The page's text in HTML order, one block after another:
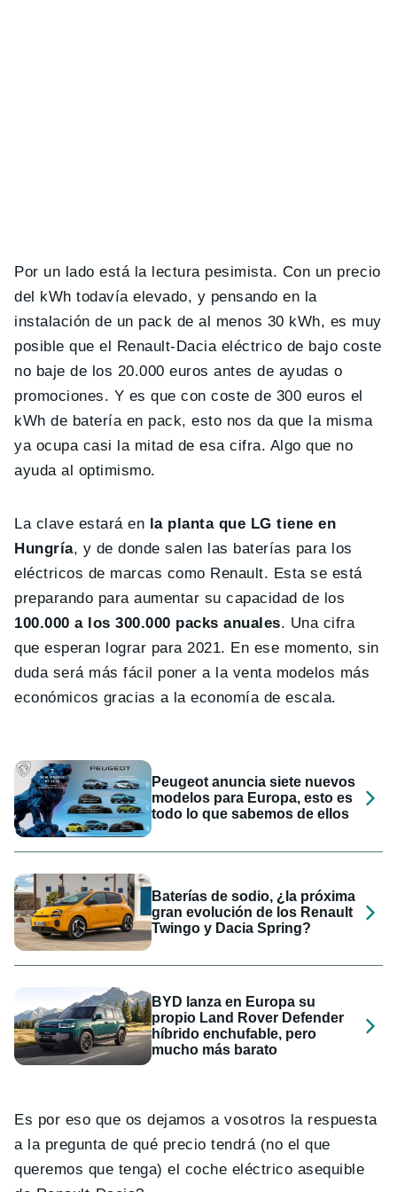
Por un lado está la lectura pesimista. Con un precio
del kWh todavía elevado, y pensando en la
instalación de un pack de al menos 30 kWh, es muy
posible que el Renault-Dacia eléctrico de bajo coste
no baje de los 20.000 euros antes de ayudas o
promociones. Y es que con coste de 300 euros el
kWh de batería en pack, esto nos da que la misma
ya ocupa casi la mitad de esa cifra. Algo que no
ayuda al optimismo.
La clave estará en la planta que LG tiene en
Hungría, y de donde salen las baterías para los
eléctricos de marcas como Renault. Esta se está
preparando para aumentar su capacidad de los
100.000 a los 300.000 packs anuales. Una cifra
que esperan lograr para 2021. En ese momento, sin
duda será más fácil poner a la venta modelos más
económicos gracias a la economía de escala.
Peugeot anuncia siete nuevos
modelos para Europa, esto es
todo lo que sabemos de ellos
Baterías de sodio, ¿la próxima
gran evolución de los Renault
Twingo y Dacia Spring?
BYD lanza en Europa su
propio Land Rover Defender
híbrido enchufable, pero
mucho más barato
Es por eso que os dejamos a vosotros la respuesta
a la pregunta de qué precio tendrá (no el que
queremos que tenga) el coche eléctrico asequible